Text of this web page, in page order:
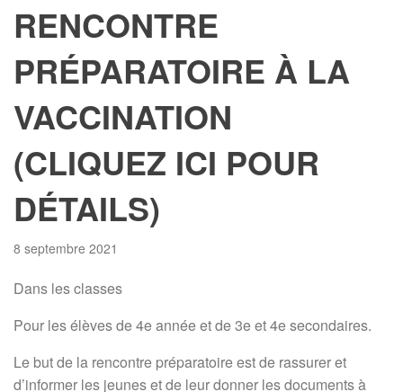
RENCONTRE
PRÉPARATOIRE À LA
VACCINATION
(CLIQUEZ ICI POUR
DÉTAILS)
8 septembre 2021
Dans les classes
Pour les élèves de 4e année et de 3e et 4e secondaires.
Le but de la rencontre préparatoire est de rassurer et
d’informer les jeunes et de leur donner les documents à